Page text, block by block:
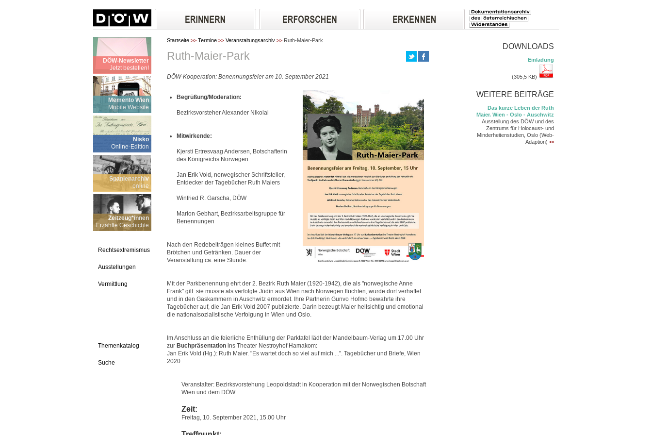
DÖW-Newsletter
Jetzt bestellen!
Memento Wien
Mobile Website
Nisko
Online-Edition
Spanienarchiv
online
Zeitzeug*innen
Erzählte Geschichte
Rechtsextremismus
Ausstellungen
Vermittlung
Themenkatalog
Suche
Startseite >> Termine >> Veranstaltungsarchiv >> Ruth-Maier-Park
Ruth-Maier-Park
DÖW-Kooperation: Benennungsfeier am 10. September 2021
Begrüßung/Moderation:
Bezirksvorsteher Alexander Nikolai
Mitwirkende:
Kjersti Ertresvaag Andersen, Botschafterin
des Königreichs Norwegen
Jan Erik Vold, norwegischer Schriftsteller,
Entdecker der Tagebücher Ruth Maiers
Winfried R. Garscha, DÖW
Marion Gebhart, Bezirksarbeitsgruppe für
Benennungen
Nach den Redebeiträgen kleines Buffet mit
Brötchen und Getränken. Dauer der
Veranstaltung ca. eine Stunde.
Mit der Parkbenennung ehrt der 2. Bezirk Ruth Maier (1920-1942), die als "norwegische Anne
Frank" gilt. sie musste als verfolgte Jüdin aus Wien nach Norwegen flüchten, wurde dort verhaftet
und in den Gaskammern in Auschwitz ermordet. Ihre Partnerin Gunvo Hofmo bewahrte ihre
Tagebücher auf, die Jan Erik Vold 2007 publizierte. Darin bezeugt Maier hellsichtig und emotional
die nationalsozialistische Verfolgung in Wien und Oslo.
Im Anschluss an die feierliche Enthüllung der Parktafel lädt der Mandelbaum-Verlag um 17.00 Uhr
zur Buchpräsentation ins Theater Nestroyhof Hamakom:
Jan Erik Vold (Hg.): Ruth Maier. "Es wartet doch so viel auf mich ...". Tagebücher und Briefe, Wien
2020
Veranstalter: Bezirksvorstehung Leopoldstadt in Kooperation mit der Norwegischen Botschaft
Wien und dem DÖW
Zeit:
Freitag, 10. September 2021, 15.00 Uhr
DOWNLOADS
Einladung
(305,5 KB)
WEITERE BEITRÄGE
Das kurze Leben der Ruth
Maier. Wien - Oslo - Auschwitz
Ausstellung des DÖW und des
Zentrums für Holocaust- und
Minderheitenstudien, Oslo (Web-
Adaption) >>